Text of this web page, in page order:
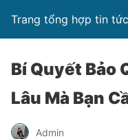
Trang tổng hợp tin tức
Bí Quyết Bảo
Lâu Mà Bạn
Admin